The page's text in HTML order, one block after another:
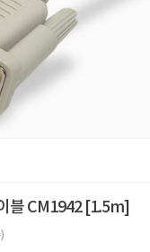
블 CM1942 [1.5m]